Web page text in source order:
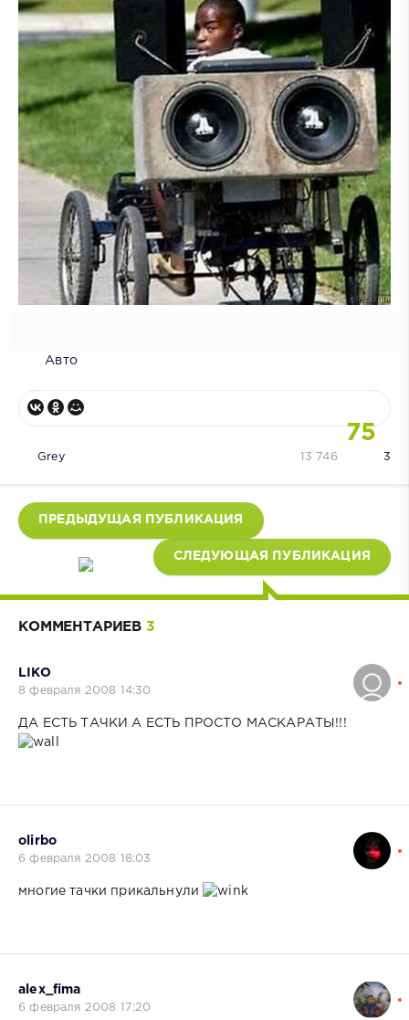
Авто
75
Grey 3
13 746
ПРЕДЫДУЩАЯ ПУБЛИКАЦИЯ
СЛЕДУЮЩАЯ ПУБЛИКАЦИЯ
КОММЕНТАРИЕВ 3
LIKO
8 февраля 2008 14:30
ДА ЕСТЬ ТАЧКИ А ЕСТЬ ПРОСТО МАСКАРАТЫ!!!
olirbo
6 февраля 2008 18:03
многие тачки прикальнули
alex_fima
6 февраля 2008 17:20